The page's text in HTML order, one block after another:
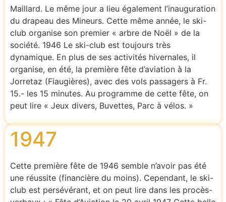
Maillard. Le même jour a lieu également l’inauguration
du drapeau des Mineurs. Cette même année, le ski-
club organise son premier « arbre de Noël » de la
société. 1946 Le ski-club est toujours très
dynamique. En plus de ses activités hivernales, il
organise, en été, la première fête d’aviation à la
Jorretaz (Fiaugières), avec des vols passagers à Fr.
15.- les 15 minutes. Au programme de cette fête, on
peut lire « Jeux divers, Buvettes, Parc à vélos. »
1947
Cette première fête de 1946 semble n’avoir pas été
une réussite (financière du moins). Cependant, le ski-
club est persévérant, et on peut lire dans les procès-